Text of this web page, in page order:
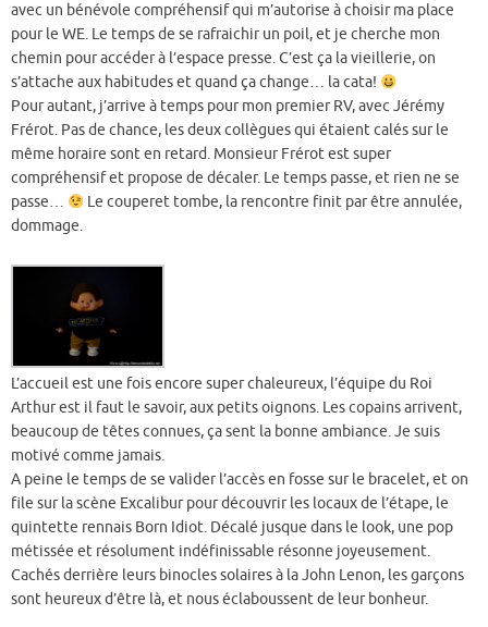
avec un bénévole compréhensif qui m’autorise à choisir ma place
pour le WE. Le temps de se rafraichir un poil, et je cherche mon
chemin pour accéder à l’espace presse. C’est ça la vieillerie, on
s’attache aux habitudes et quand ça change… la cata!
Pour autant, j’arrive à temps pour mon premier RV, avec Jérémy
Frérot. Pas de chance, les deux collègues qui étaient calés sur le
même horaire sont en retard. Monsieur Frérot est super
compréhensif et propose de décaler. Le temps passe, et rien ne se
passe…
Le couperet tombe, la rencontre finit par être annulée,
dommage.
L’accueil est une fois encore super chaleureux, l’équipe du Roi
Arthur est il faut le savoir, aux petits oignons. Les copains arrivent,
beaucoup de têtes connues, ça sent la bonne ambiance. Je suis
motivé comme jamais.
A peine le temps de se valider l’accès en fosse sur le bracelet, et on
file sur la scène Excalibur pour découvrir les locaux de l’étape, le
quintette rennais Born Idiot. Décalé jusque dans le look, une pop
métissée et résolument indéfinissable résonne joyeusement.
Cachés derrière leurs binocles solaires à la John Lenon, les garçons
sont heureux d’être là, et nous éclaboussent de leur bonheur.